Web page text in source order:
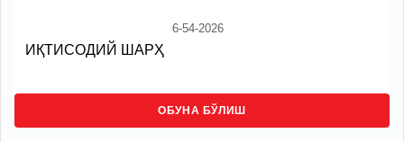
6-54-2026
ИҚТИСОДИЙ ШАРҲ
ОБУНА БЎЛИШ